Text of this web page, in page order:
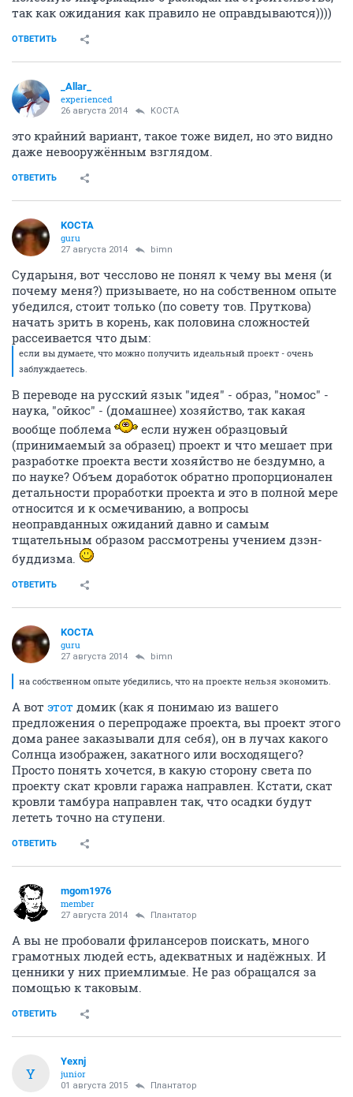
так как ожидания как правило не оправдываются))))
ОТВЕТИТЬ
_Allar_
experienced
26 августа 2014 KOCTA
это крайний вариант, такое тоже видел, но это видно
даже невооружённым взглядом.
ОТВЕТИТЬ
KOCTA
guru
27 августа 2014 bimn
Сударыня, вот чесслово не понял к чему вы меня (и
почему меня?) призываете, но на собственном опыте
убедился, стоит только (по совету тов. Пруткова)
начать зрить в корень, как половина сложностей
рассеивается что дым:
если вы думаете, что можно получить идеальный проект - очень
заблуждаетесь.
В переводе на русский язык "идея" - образ, "номос" -
наука, "ойкос" - (домашнее) хозяйство, так какая
вообще поблема
если нужен образцовый
(принимаемый за образец) проект и что мешает при
разработке проекта вести хозяйство не бездумно, а
по науке? Объем доработок обратно пропорционален
детальности проработки проекта и это в полной мере
относится и к осмечиванию, а вопросы
неоправданных ожиданий давно и самым
тщательным образом рассмотрены учением дзэн-
буддизма.
ОТВЕТИТЬ
KOCTA
guru
27 августа 2014 bimn
на собственном опыте убедились, что на проекте нельзя экономить.
А вот этот домик (как я понимаю из вашего
предложения о перепродаже проекта, вы проект этого
дома ранее заказывали для себя), он в лучах какого
Солнца изображен, закатного или восходящего?
Просто понять хочется, в какую сторону света по
проекту скат кровли гаража направлен. Кстати, скат
кровли тамбура направлен так, что осадки будут
лететь точно на ступени.
ОТВЕТИТЬ
mgom1976
member
27 августа 2014 Плантатор
А вы не пробовали фрилансеров поискать, много
грамотных людей есть, адекватных и надёжных. И
ценники у них приемлимые. Не раз обращался за
помощью к таковым.
ОТВЕТИТЬ
Y
Yexnj
junior
01 августа 2015 Плантатор